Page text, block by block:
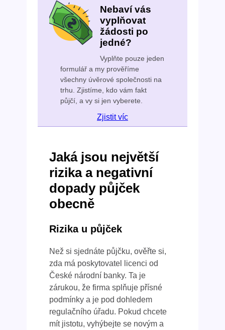
Nebaví vás
vyplňovat
žádosti po
jedné?
Vyplňte pouze jeden
formulář a my prověříme
všechny úvěrové společnosti na
trhu. Zjistíme, kdo vám fakt
půjčí, a vy si jen vyberete.
Zjistit víc
Jaká jsou největší
rizika a negativní
dopady půjček
obecně
Rizika u půjček
Než si sjednáte půjčku, ověřte si,
zda má poskytovatel licenci od
České národní banky. Ta je
zárukou, že firma splňuje přísné
podmínky a je pod dohledem
regulačního úřadu. Pokud chcete
mít jistotu, vyhýbejte se novým a